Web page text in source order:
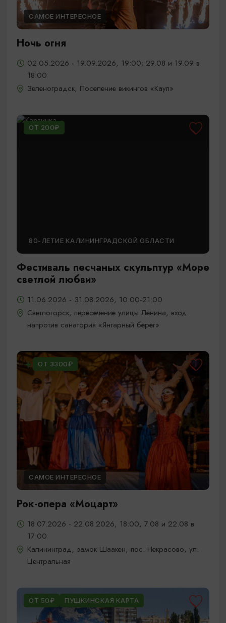
САМОЕ ИНТЕРЕСНОЕ
Ночь огня
02.05.2026 - 19.09.2026, 19:00; 29.08 и 19.09 в
18:00
Зеленоградск, Поселение викингов «Кауп»
ОТ 200₽
80-ЛЕТИЕ КАЛИНИНГРАДСКОЙ ОБЛАСТИ
Фестиваль песчаных скульптур «Море
светлой любви»
11.06.2026 - 31.08.2026, 10:00-21:00
Светлогорск, пересечение улицы Ленина, вход
напротив санатория «Янтарный берег»
ОТ 3300₽
САМОЕ ИНТЕРЕСНОЕ
Рок-опера «Моцарт»
18.07.2026 - 22.08.2026, 18:00, 7.08 и 22.08 в
17:00
Калининград, замок Шаакен, пос. Некрасово, ул.
Центральная
ОТ 50₽ ПУШКИНСКАЯ КАРТА